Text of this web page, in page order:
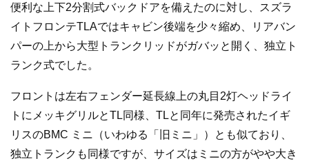
便利な上下2分割式バックドアを備えたのに対し、スズラ
イトフロンテTLAではキャビン後端を少々縮め、リアバン
パーの上から大型トランクリッドがガバッと開く、独立ト
ランク式でした。
フロントは左右フェンダー延長線上の丸目2灯ヘッドライ
トにメッキグリルとTL同様、TLと同年に発売されたイギ
リスのBMC ミニ（いわゆる「旧ミニ」）とも似ており、
独立トランクも同様ですが、サイズはミニの方がやや大き